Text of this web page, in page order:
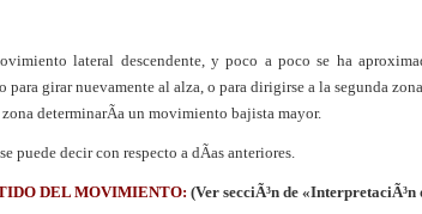
de Nvidia suben impulsadas por la
2024
con estos tres sesgos si estás empezando a
recorta los tipos de interés clave en septiembre
12/09/2024
buen momento para volver al oro en lo que queda
lateral descendente, y poco a poco se ha
girar nuevamente al alza, o para dirigirse a la segunda
zona determinarÃ­a un movimiento bajista mayor.
puede decir con respecto a dÃ­as anteriores.
DEL MOVIMIENTO: (Ver secciÃ³n de «InterpretaciÃ³n